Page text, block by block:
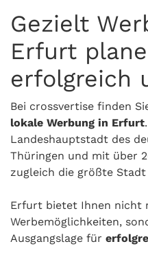
Gezielt
Erfurt
erfolgreich
Bei crossvertise finden
lokale Werbung in Erfurt
Landeshauptstadt des
Thüringen und mit über
zugleich die größte Stadt
Erfurt bietet Ihnen nicht
Werbemöglichkeiten,
Ausgangslage für